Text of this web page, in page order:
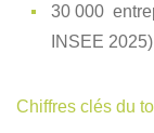
30 000
INSEE 2025)
Chiffres clés du